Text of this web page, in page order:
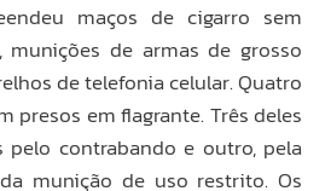
maços de cigarro sem
munições de armas de grosso
de telefonia celular. Quatro
presos em flagrante. Três deles
pelo contrabando e outro, pela
munição de uso restrito. Os